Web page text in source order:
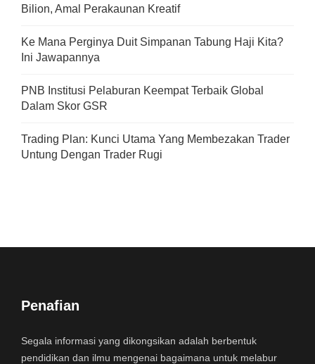
Bilion, Amal Perakaunan Kreatif
Ke Mana Perginya Duit Simpanan Tabung Haji Kita?
Ini Jawapannya
PNB Institusi Pelaburan Keempat Terbaik Global
Dalam Skor GSR
Trading Plan: Kunci Utama Yang Membezakan Trader
Untung Dengan Trader Rugi
Penafian
Segala informasi yang dikongsikan adalah berbentuk
pendidikan dan ilmu mengenai bagaimana untuk melabur